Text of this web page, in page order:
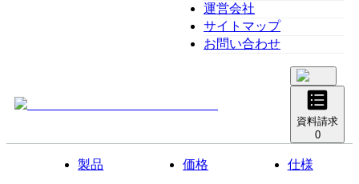
運営会社
サイトマップ
お問い合わせ
資料請求
0
製品 価格 仕様